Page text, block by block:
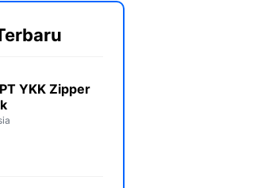
YKK Zipper